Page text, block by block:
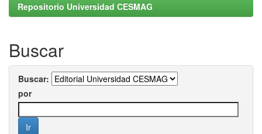
Repositorio Universidad CESMAG
Buscar
Buscar:
por